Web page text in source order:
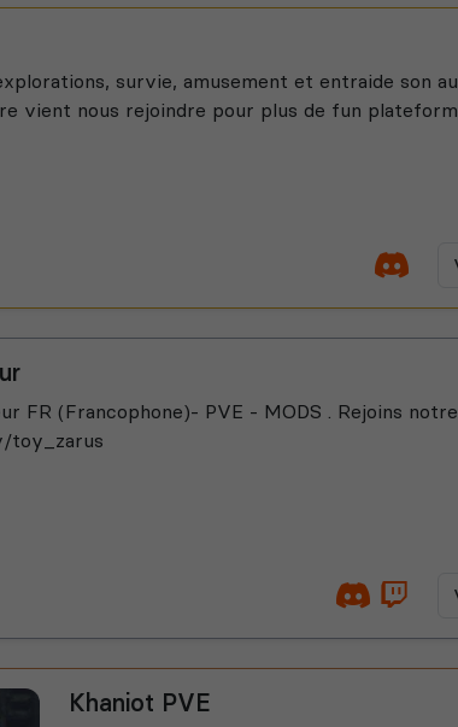
survie, amusement et entraide son
vient nous rejoindre pour plus de fun
FR (Francophone)- PVE - MODS . Rejoins
toy_zarus
Khaniot PVE